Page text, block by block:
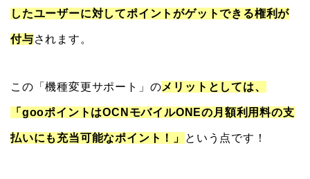
したユーザーに対してポイントがゲットできる権利が
付与されます。
この「機種変更サポート」のメリットとしては、
「gooポイントはOCNモバイルONEの月額利用料の支
払いにも充当可能なポイント！」 という点です！